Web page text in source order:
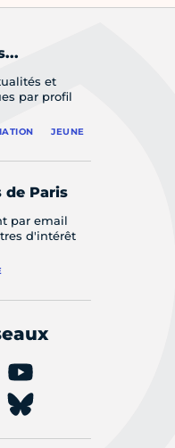
et
par profil
JEUNE
de Paris
par email
d'intérêt